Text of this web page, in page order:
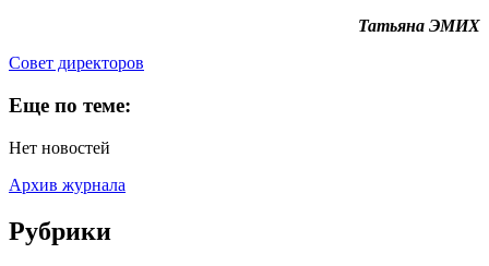
Татьяна ЭМИХ
Cовет директоров
Еще по теме:
Нет новостей
Архив журнала
Рубрики